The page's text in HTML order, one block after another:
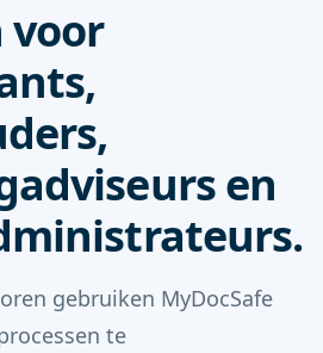
voor
en
gebruiken MyDocSafe
te